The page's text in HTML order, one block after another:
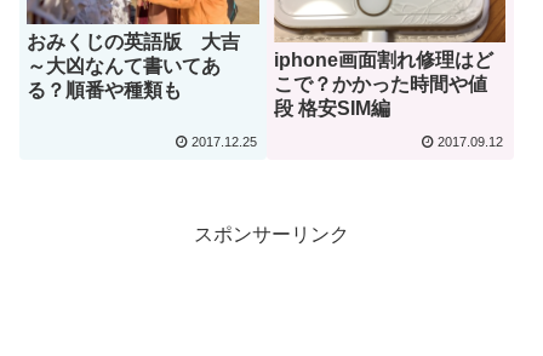
おみくじの英語版 大吉
～大凶なんて書いてあ
る？順番や種類も
2017.12.25
iphone画面割れ修理はど
こで？かかった時間や値
段 格安SIM編
2017.09.12
スポンサーリンク